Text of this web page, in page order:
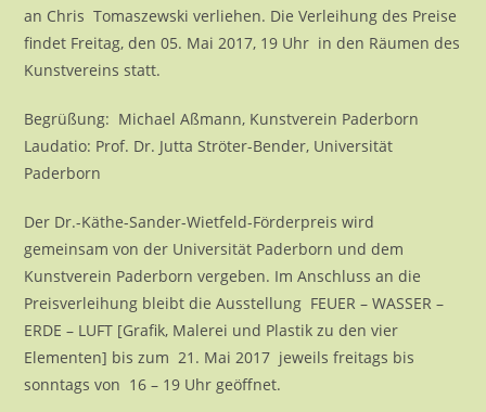
an Chris Tomaszewski verliehen. Die Verleihung des Preise
findet Freitag, den 05. Mai 2017, 19 Uhr in den Räumen des
Kunstvereins statt.
Begrüßung: Michael Aßmann, Kunstverein Paderborn
Laudatio: Prof. Dr. Jutta Ströter-Bender, Universität
Paderborn
Der Dr.-Käthe-Sander-Wietfeld-Förderpreis wird
gemeinsam von der Universität Paderborn und dem
Kunstverein Paderborn vergeben. Im Anschluss an die
Preisverleihung bleibt die Ausstellung FEUER – WASSER –
ERDE – LUFT [Grafik, Malerei und Plastik zu den vier
Elementen] bis zum 21. Mai 2017 jeweils freitags bis
sonntags von 16 – 19 Uhr geöffnet.